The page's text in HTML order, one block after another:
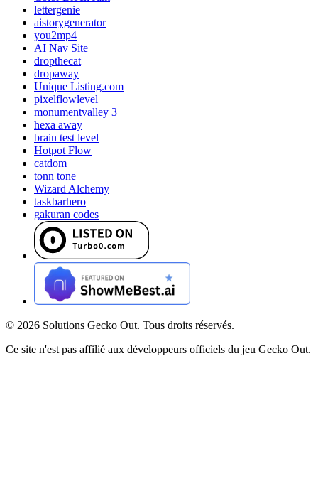
lettergenie
aistorygenerator
you2mp4
AI Nav Site
dropthecat
dropaway
Unique Listing.com
pixelflowlevel
monumentvalley 3
hexa away
brain test level
Hotpot Flow
catdom
tonn tone
Wizard Alchemy
taskbarhero
gakuran codes
© 2026 Solutions Gecko Out. Tous droits réservés.
Ce site n'est pas affilié aux développeurs officiels du jeu Gecko Out.